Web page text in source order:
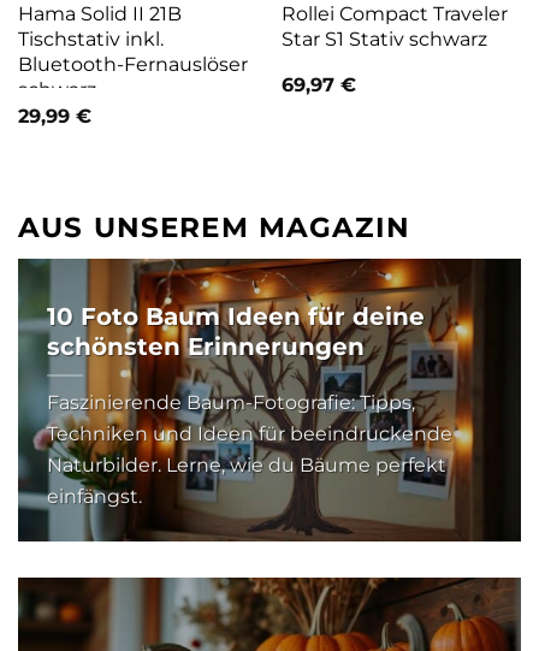
Hama Solid II 21B
Tischstativ inkl.
Bluetooth-Fernauslöser
schwarz
29,99 €
Rollei Compact Traveler
Star S1 Stativ schwarz
69,97 €
AUS UNSEREM MAGAZIN
10 Foto Baum Ideen für deine
schönsten Erinnerungen
Faszinierende Baum-Fotografie: Tipps,
Techniken und Ideen für beeindruckende
Naturbilder. Lerne, wie du Bäume perfekt
einfängst.